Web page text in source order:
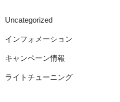
Uncategorized
インフォメーション
キャンペーン情報
ライトチューニング